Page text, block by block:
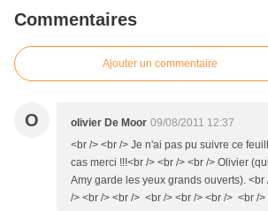
Commentaires
Ajouter un commentaire
O olivier De Moor 09/08/2011 12:37
<br /> <br /> Je n'ai pas pu suivre ce
cas merci !!!<br /> <br /> <br /> Olivier
Amy garde les yeux grands ouverts).
/> <br /> <br /> <br /> <br /> <br /> <br />